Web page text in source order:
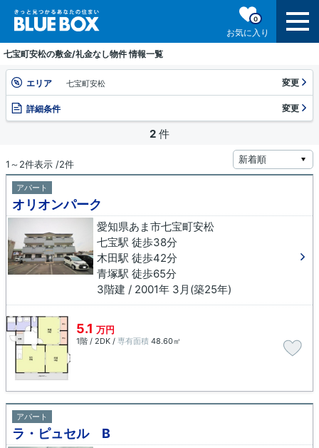
お気に入り
0
七宝町安松の敷金/礼金なし物件 情報一覧
エリア 七宝町安松 変更
詳細条件 変更
2 件
1～2件表示 /2件
アパート
オリオンパーク
愛知県あま市七宝町安松
七宝駅 徒歩38分
木田駅 徒歩42分
青塚駅 徒歩65分
3階建 / 2001年 3月(築25年)
5.1 万円
1階 / 2DK / 専有面積 48.60㎡
アパート
ラ・ピュセル B